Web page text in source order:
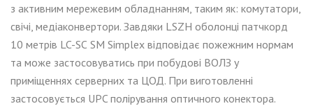
з активним мережевим обладнанням, таким як: комутатори,
свічі, медіаконвертори. Завдяки LSZH оболонці патчкорд
10 метрів LC-SC SM Simplex відповідає пожежним нормам
та може застосовуватись при побудові ВОЛЗ у
приміщеннях серверних та ЦОД. При виготовленні
застосовується UPC полірування оптичного конектора.